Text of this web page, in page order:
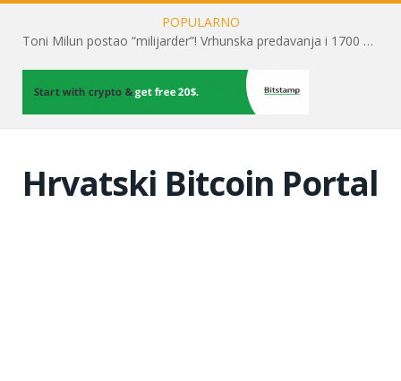
POPULARNO
Toni Milun postao “milijarder”! Vrhunska predavanja i 1700 posjetitelja obilježili su mjesec financijske pismenosti
Hrvatski Bitcoin Portal